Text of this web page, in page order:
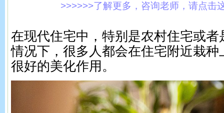
>>>>>>了解更多，咨询老师，请点击
在现代住宅中，特别是农村住宅或者
情况下，很多人都会在住宅附近栽种
很好的美化作用。